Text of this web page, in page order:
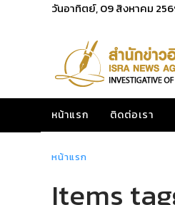
วันอาทิตย์, 09 สิงหาคม
หน้าแรก ติดต่อเรา
หน้าแรก
Items